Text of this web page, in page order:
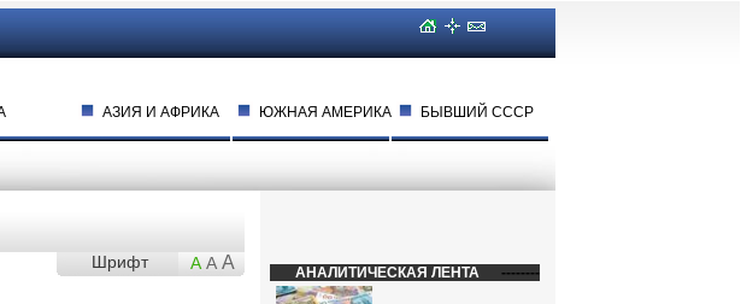
АЗИЯ И АФРИКА ЮЖНАЯ АМЕРИКА БЫВШИЙ СССР
Шрифт A A A АНАЛИТИЧЕСКАЯ ЛЕНТА --------